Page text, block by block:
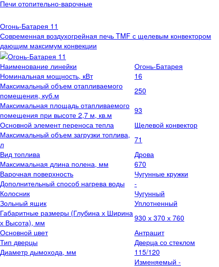
Печи отопительно-варочные
Огонь-Батарея 11
Современная воздухогрейная печь TMF с щелевым конвектором
дающим максимум конвекции
Наименование линейки
Огонь-Батарея
Номинальная мощность, кВт
16
Максимальный объем отапливаемого
помещения, куб.м
250
Максимальная площадь отапливаемого
помещения при высоте 2,7 м, кв.м
93
Основной элемент переноса тепла
Щелевой конвектор
Максимальный объем загрузки топлива,
л
71
Вид топлива
Дрова
Максимальная длина полена, мм
670
Варочная поверхность
Чугунные кружки
Дополнительный способ нагрева воды
-
Колосник
Чугунный
Зольный ящик
Уплотненный
Габаритные размеры (Глубина х Ширина
х Высота), мм
930 х 370 х 760
Основной цвет
Антрацит
Тип дверцы
Дверца со стеклом
Диаметр дымохода, мм
115/120
Изменяемый -